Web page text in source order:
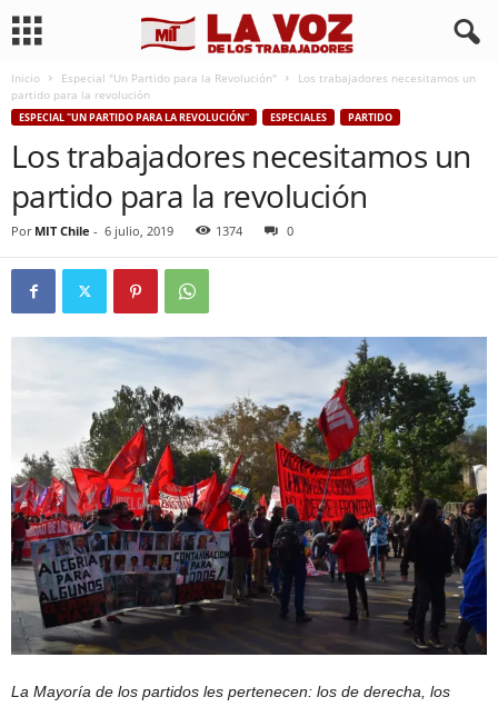
Inicio Especial "Un Partido para la Revolución"
Los trabajadores necesitamos un
partido para la revolución
ESPECIAL "UN PARTIDO PARA LA REVOLUCIÓN" ESPECIALES PARTIDO
Los trabajadores necesitamos un
partido para la revolución
Por MIT Chile - 6 julio, 2019 1374 0
La Mayoría de los partidos les pertenecen: los de derecha, los